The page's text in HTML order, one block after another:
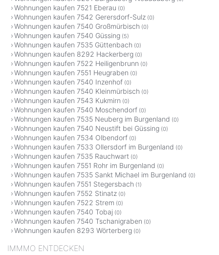
Wohnungen kaufen 7521 Eberau (0)
Wohnungen kaufen 7542 Gerersdorf-Sulz (0)
Wohnungen kaufen 7540 Großmürbisch (0)
Wohnungen kaufen 7540 Güssing (5)
Wohnungen kaufen 7535 Güttenbach (0)
Wohnungen kaufen 8292 Hackerberg (0)
Wohnungen kaufen 7522 Heiligenbrunn (0)
Wohnungen kaufen 7551 Heugraben (0)
Wohnungen kaufen 7540 Inzenhof (0)
Wohnungen kaufen 7540 Kleinmürbisch (0)
Wohnungen kaufen 7543 Kukmirn (0)
Wohnungen kaufen 7540 Moschendorf (0)
Wohnungen kaufen 7535 Neuberg im Burgenland (0)
Wohnungen kaufen 7540 Neustift bei Güssing (0)
Wohnungen kaufen 7534 Olbendorf (0)
Wohnungen kaufen 7533 Ollersdorf im Burgenland (0)
Wohnungen kaufen 7535 Rauchwart (0)
Wohnungen kaufen 7551 Rohr im Burgenland (0)
Wohnungen kaufen 7535 Sankt Michael im Burgenland (0)
Wohnungen kaufen 7551 Stegersbach (1)
Wohnungen kaufen 7552 Stinatz (0)
Wohnungen kaufen 7522 Strem (0)
Wohnungen kaufen 7540 Tobaj (0)
Wohnungen kaufen 7540 Tschanigraben (0)
Wohnungen kaufen 8293 Wörterberg (0)
IMMMO ENTDECKEN